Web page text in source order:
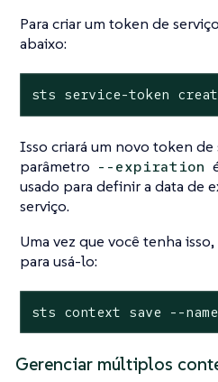
Para criar um token de
abaixo:
sts service-token
Isso criará um novo token
parâmetro --expiration
usado para definir a data de
serviço.
Uma vez que você tenha
para usá-lo:
sts context save --name
Gerenciar múltiplos